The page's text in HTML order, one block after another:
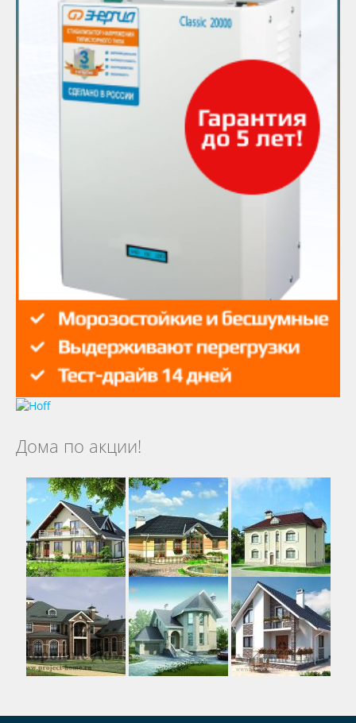
Дома по акции!